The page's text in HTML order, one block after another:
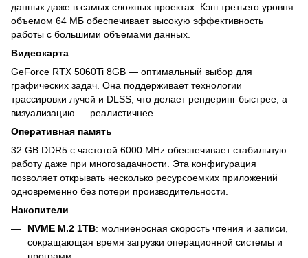
данных даже в самых сложных проектах. Кэш третьего уровня
объемом 64 МБ обеспечивает высокую эффективность
работы с большими объемами данных.
Видеокарта
GeForce RTX 5060Ti 8GB — оптимальный выбор для
графических задач. Она поддерживает технологии
трассировки лучей и DLSS, что делает рендеринг быстрее, а
визуализацию — реалистичнее.
Оперативная память
32 GB DDR5 с частотой 6000 MHz обеспечивает стабильную
работу даже при многозадачности. Эта конфигурация
позволяет открывать несколько ресурсоемких приложений
одновременно без потери производительности.
Накопители
NVME M.2 1TB: молниеносная скорость чтения и записи,
сокращающая время загрузки операционной системы и